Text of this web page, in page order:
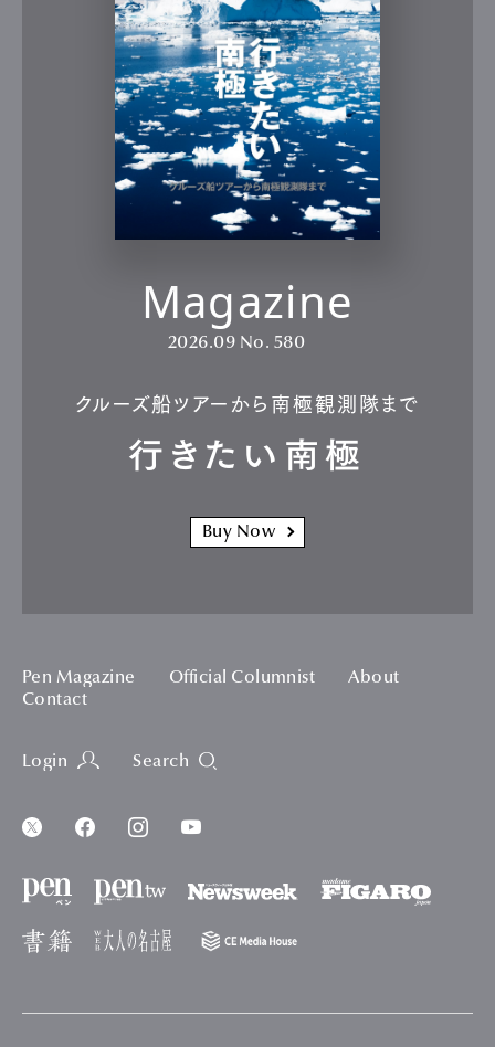
Magazine
2026.09 No. 580
クルーズ船ツアーから南極観測隊まで
行きたい南極
Buy Now
Pen Magazine Official Columnist
About
Contact
Login Search